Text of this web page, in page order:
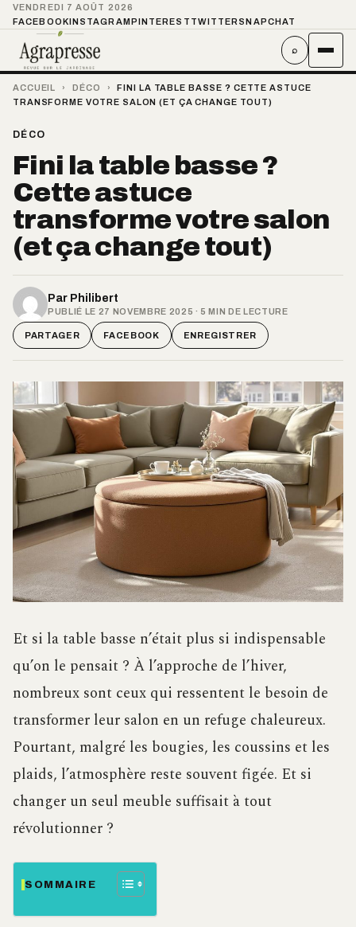
VENDREDI 7 AOÛT 2026
FACEBOOKINSTAGRAMPINTEREST TWITTER SNAPCHAT
⌕
ACCUEIL › DÉCO ›
FINI LA TABLE BASSE ? CETTE ASTUCE
TRANSFORME VOTRE SALON (ET ÇA CHANGE TOUT)
DÉCO
Fini la table basse ?
Cette astuce
transforme votre salon
(et ça change tout)
Par Philibert
PUBLIÉ LE 27 NOVEMBRE 2025 · 5 MIN DE LECTURE
PARTAGER FACEBOOK ENREGISTRER
Et si la table basse n’était plus si indispensable
qu’on le pensait ? À l’approche de l’hiver,
nombreux sont ceux qui ressentent le besoin de
transformer leur salon en un refuge chaleureux.
Pourtant, malgré les bougies, les coussins et les
plaids, l’atmosphère reste souvent figée. Et si
changer un seul meuble suffisait à tout
révolutionner ?
SOMMAIRE